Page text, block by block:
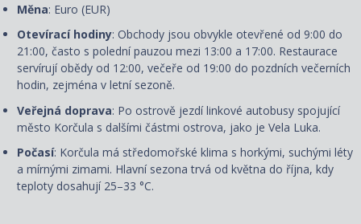
Měna: Euro (EUR)
Otevírací hodiny: Obchody jsou obvykle otevřené od 9:00 do
21:00, často s polední pauzou mezi 13:00 a 17:00. Restaurace
servírují obědy od 12:00, večeře od 19:00 do pozdních večerních
hodin, zejména v letní sezoně.
Veřejná doprava: Po ostrově jezdí linkové autobusy spojující
město Korčula s dalšími částmi ostrova, jako je Vela Luka.
Počasí: Korčula má středomořské klima s horkými, suchými léty
a mírnými zimami. Hlavní sezona trvá od května do října, kdy
teploty dosahují 25–33 °C.